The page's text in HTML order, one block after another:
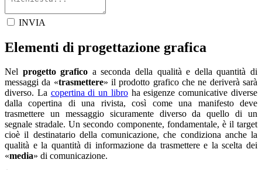
INVIA
Elementi di progettazione grafica
Nel progetto grafico a seconda della qualità e della quantità di
messaggi da «trasmettere» il prodotto grafico che ne deriverà sarà
diverso. La copertina di un libro ha esigenze comunicative diverse
dalla copertina di una rivista, così come una manifesto deve
trasmettere un messaggio sicuramente diverso da quello di un
segnale stradale. Un secondo componente, fondamentale, è il target
cioè il destinatario della comunicazione, che condiziona anche la
qualità e la quantità di informazione da trasmettere e la scelta dei
«media» di comunicazione.